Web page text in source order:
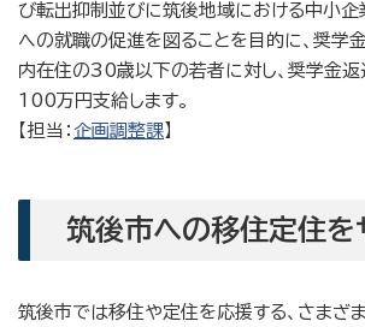
び転出抑制並びに筑後地域における中小企
への就職の促進を図ることを目的に、奨学
内在住の30歳以下の若者に対し、奨学金
100万円支給します。
【担当： 企画調整課】
筑後市への移住定住を
筑後市では移住や定住を応援する、さまざ